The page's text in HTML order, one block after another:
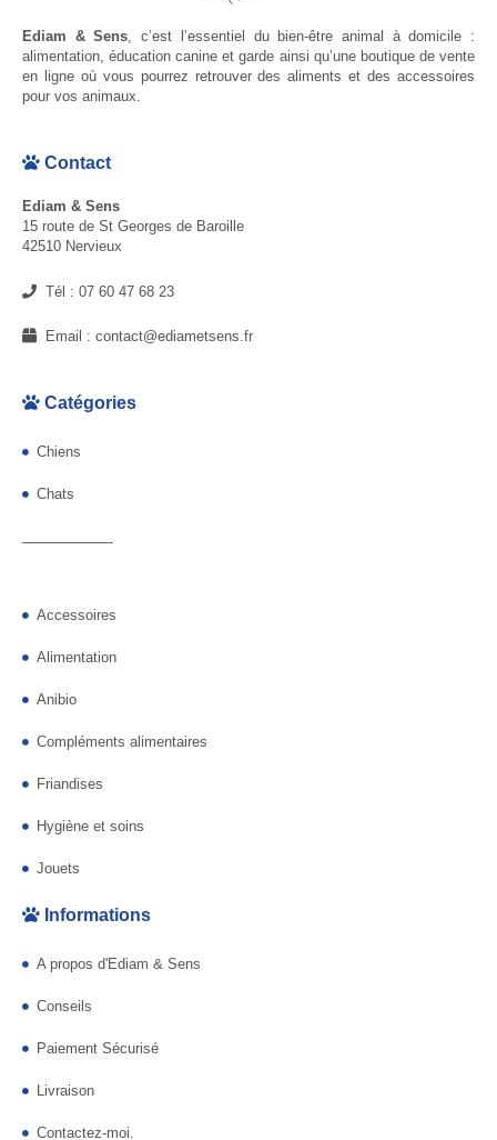
Ediam & Sens, c’est l’essentiel du bien-être animal à domicile :
alimentation, éducation canine et garde ainsi qu’une boutique de vente
en ligne où vous pourrez retrouver des aliments et des accessoires
pour vos animaux.
Contact
Ediam & Sens
15 route de St Georges de Baroille
42510 Nervieux
Tél : 07 60 47 68 23
Email : contact@ediametsens.fr
Catégories
Chiens
Chats
——————-
Accessoires
Alimentation
Anibio
Compléments alimentaires
Friandises
Hygiène et soins
Jouets
Informations
A propos d'Ediam & Sens
Conseils
Paiement Sécurisé
Livraison
Contactez-moi.